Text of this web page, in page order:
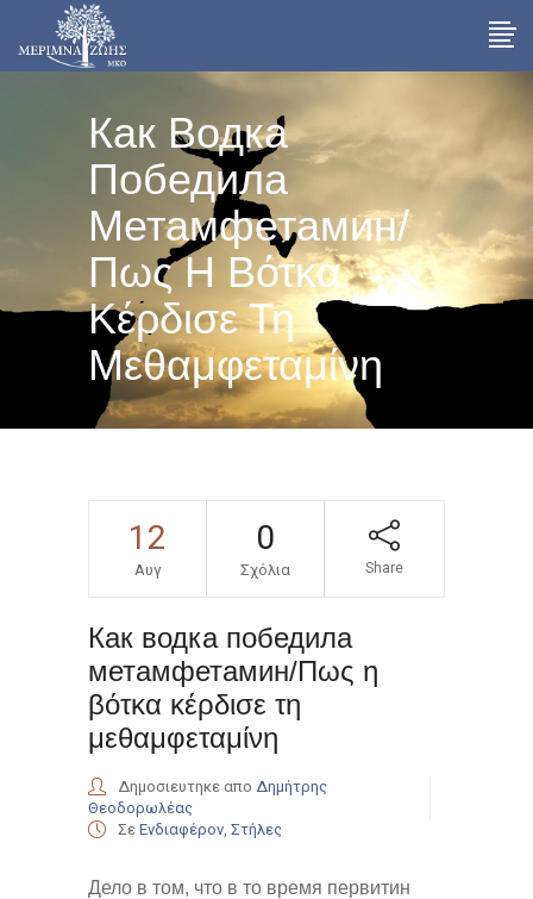
Как Водка
Победила
Метамфетамин/
Πως Η Βότκα
Κέρδισε Τη
Μεθαμφεταμίνη
12
Αυγ
0
Σχόλια Share
Как водка победила
метамфетамин/Πως η
βότκα κέρδισε τη
μεθαμφεταμίνη
Δημοσιευτηκε απο Δημήτρης
Θεοδορωλέας
Σε Ενδιαφέρον Στήλες
Дело в том, что в то время первитин